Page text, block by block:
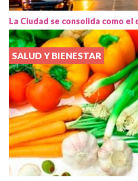
La Ciudad se consolida como
SALUD Y BIENESTAR